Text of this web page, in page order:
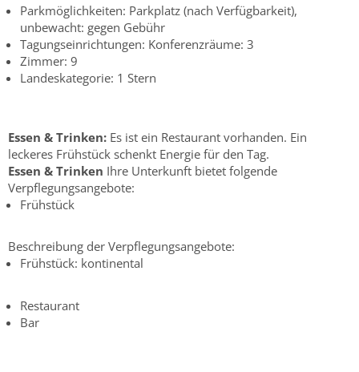
Parkmöglichkeiten: Parkplatz (nach Verfügbarkeit),
unbewacht: gegen Gebühr
Tagungseinrichtungen: Konferenzräume: 3
Zimmer: 9
Landeskategorie: 1 Stern
Essen & Trinken: Es ist ein Restaurant vorhanden. Ein
leckeres Frühstück schenkt Energie für den Tag.
Essen & Trinken Ihre Unterkunft bietet folgende
Verpflegungsangebote:
Frühstück
Beschreibung der Verpflegungsangebote:
Frühstück: kontinental
Restaurant
Bar